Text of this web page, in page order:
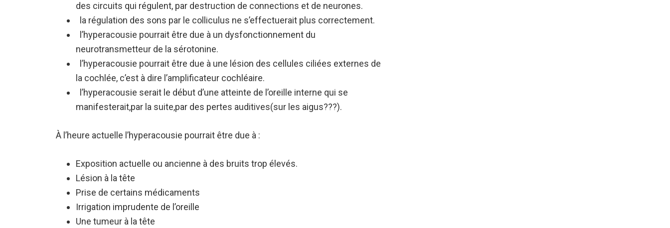
des circuits qui régulent, par destruction de connections et de neurones.
la régulation des sons par le colliculus ne s’effectuerait plus correctement.
l’hyperacousie pourrait être due à un dysfonctionnement du
neurotransmetteur de la sérotonine.
l’hyperacousie pourrait être due à une lésion des cellules ciliées externes de
la cochlée, c’est à dire l’amplificateur cochléaire.
l’hyperacousie serait le début d’une atteinte de l’oreille interne qui se
manifesterait,par la suite,par des pertes auditives(sur les aigus???).
À l’heure actuelle l’hyperacousie pourrait être due à :
Exposition actuelle ou ancienne à des bruits trop élevés.
Lésion à la tête
Prise de certains médicaments
Irrigation imprudente de l’oreille
Une tumeur à la tête